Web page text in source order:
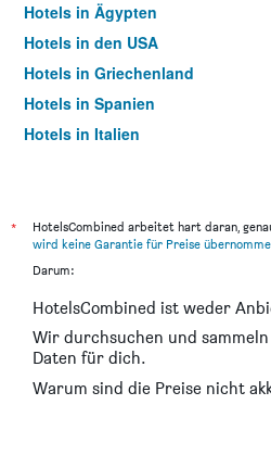
Hotels in Ägypten
Hotels in den USA
Hotels in Griechenland
Hotels in Spanien
Hotels in Italien
*
HotelsCombined arbeitet hart daran,
wird keine Garantie für Preise
Darum:
HotelsCombined ist weder
Wir durchsuchen und
Daten für dich.
Warum sind die Preise nicht